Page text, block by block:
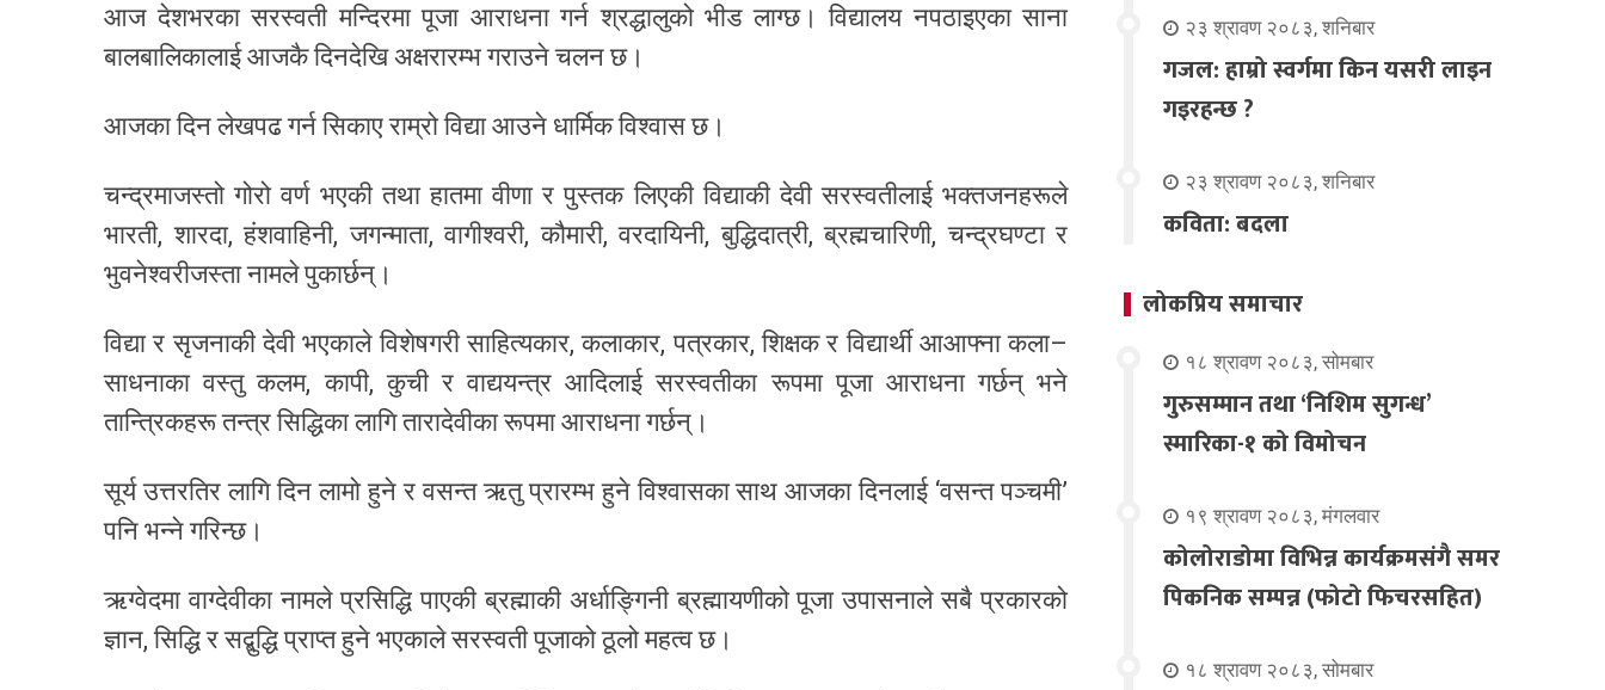
आज देशभरका सरस्वती मन्दिरमा पूजा आराधना गर्न श्रद्धालुको भीड लाग्छ। विद्यालय नपठाइएका साना
बालबालिकालाई आजकै दिनदेखि अक्षरारम्भ गराउने चलन छ।
आजका दिन लेखपढ गर्न सिकाए राम्रो विद्या आउने धार्मिक विश्वास छ।
चन्द्रमाजस्तो गोरो वर्ण भएकी तथा हातमा वीणा र पुस्तक लिएकी विद्याकी देवी सरस्वतीलाई भक्तजनहरूले
भारती, शारदा, हंशवाहिनी, जगन्माता, वागीश्वरी, कौमारी, वरदायिनी, बुद्धिदात्री, ब्रह्मचारिणी, चन्द्रघण्टा र
भुवनेश्वरीजस्ता नामले पुकार्छन्।
विद्या र सृजनाकी देवी भएकाले विशेषगरी साहित्यकार, कलाकार, पत्रकार, शिक्षक र विद्यार्थी आआफ्ना कला–
साधनाका वस्तु कलम, कापी, कुची र वाद्ययन्त्र आदिलाई सरस्वतीका रूपमा पूजा आराधना गर्छन् भने
तान्त्रिकहरू तन्त्र सिद्धिका लागि तारादेवीका रूपमा आराधना गर्छन्।
सूर्य उत्तरतिर लागि दिन लामो हुने र वसन्त ऋतु प्रारम्भ हुने विश्वासका साथ आजका दिनलाई ‘वसन्त पञ्चमी’
पनि भन्ने गरिन्छ।
ऋग्वेदमा वाग्देवीका नामले प्रसिद्धि पाएकी ब्रह्माकी अर्धाङ्गिनी ब्रह्मायणीको पूजा उपासनाले सबै प्रकारको
ज्ञान, सिद्धि र सद्बुद्धि प्राप्त हुने भएकाले सरस्वती पूजाको ठूलो महत्व छ।
२३ श्रावण २०८३, शनिबार
गजल: हाम्रो स्वर्गमा किन यसरी लाइन
गइरहन्छ ?
२३ श्रावण २०८३, शनिबार
कविता: बदला
लोकप्रिय समाचार
१८ श्रावण २०८३, सोमबार
गुरुसम्मान तथा ‘निशिम सुगन्ध’
स्मारिका-१ को विमोचन
१९ श्रावण २०८३, मंगलवार
कोलोराडोमा विभिन्न कार्यक्रमसंगै समर
पिकनिक सम्पन्न (फोटो फिचरसहित)
१८ श्रावण २०८३, सोमबार